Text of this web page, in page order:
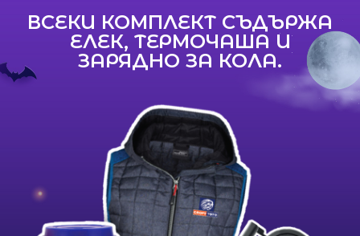
ВСЕКИ КОМПЛЕКТ СЪДЪРЖА
ЕЛЕК, ТЕРМОЧАША И
ЗАРЯДНО ЗА КОЛА.